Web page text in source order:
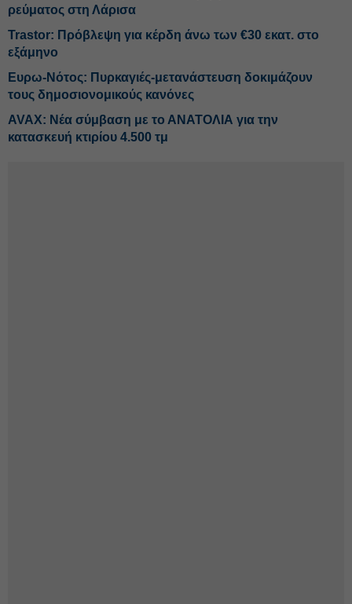
ρεύματος στη Λάρισα
Trastor: Πρόβλεψη για κέρδη άνω των €30 εκατ. στο
εξάμηνο
Ευρω-Νότος: Πυρκαγιές-μετανάστευση δοκιμάζουν
τους δημοσιονομικούς κανόνες
AVAX: Νέα σύμβαση με το ΑΝΑΤΟΛΙΑ για την
κατασκευή κτιρίου 4.500 τμ